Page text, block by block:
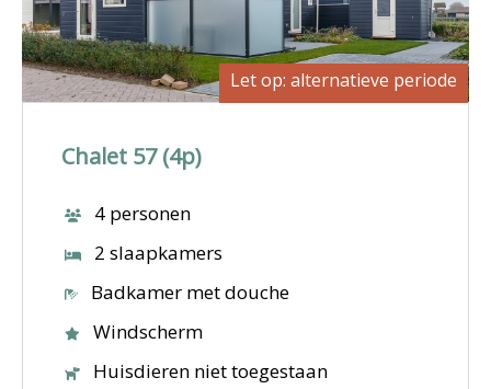
Let op: alternatieve periode
Chalet 57 (4p)
4 personen
2 slaapkamers
Badkamer met douche
Windscherm
Huisdieren niet toegestaan